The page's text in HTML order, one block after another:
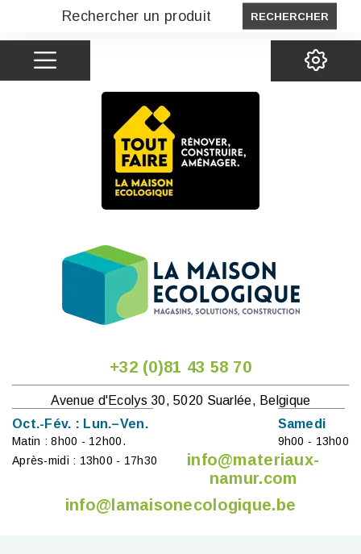
RECHERCHER
+32 (0)81 43 58 70
Avenue d'Ecolys 30, 5020 Suarlée, Belgique
Oct.-Fév. : Lun.–Ven.
Matin : 8h00 - 12h00.
Après-midi : 13h00 - 17h30
Samedi
9h00 - 13h00
info@materiaux-
namur.com
info@lamaisonecologique.be